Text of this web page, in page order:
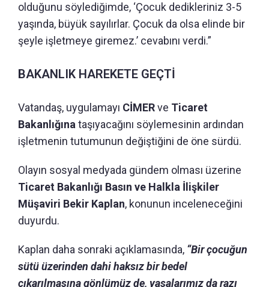
olduğunu söylediğimde, ‘Çocuk dedikleriniz 3-5
yaşında, büyük sayılırlar. Çocuk da olsa elinde bir
şeyle işletmeye giremez.’ cevabını verdi.”
BAKANLIK HAREKETE GEÇTİ
Vatandaş, uygulamayı CİMERve Ticaret
Bakanlığınataşıyacağını söylemesinin ardından
işletmenin tutumunun değiştiğini de öne sürdü.
Olayın sosyal medyada gündem olması üzerine
Ticaret Bakanlığı Basın ve Halkla İlişkiler
Müşaviri Bekir Kaplan, konunun inceleneceğini
duyurdu.
Kaplan daha sonraki açıklamasında, “Bir çocuğun
sütü üzerinden dahi haksız bir bedel
çıkarılmasına gönlümüz de, yasalarımız da razı